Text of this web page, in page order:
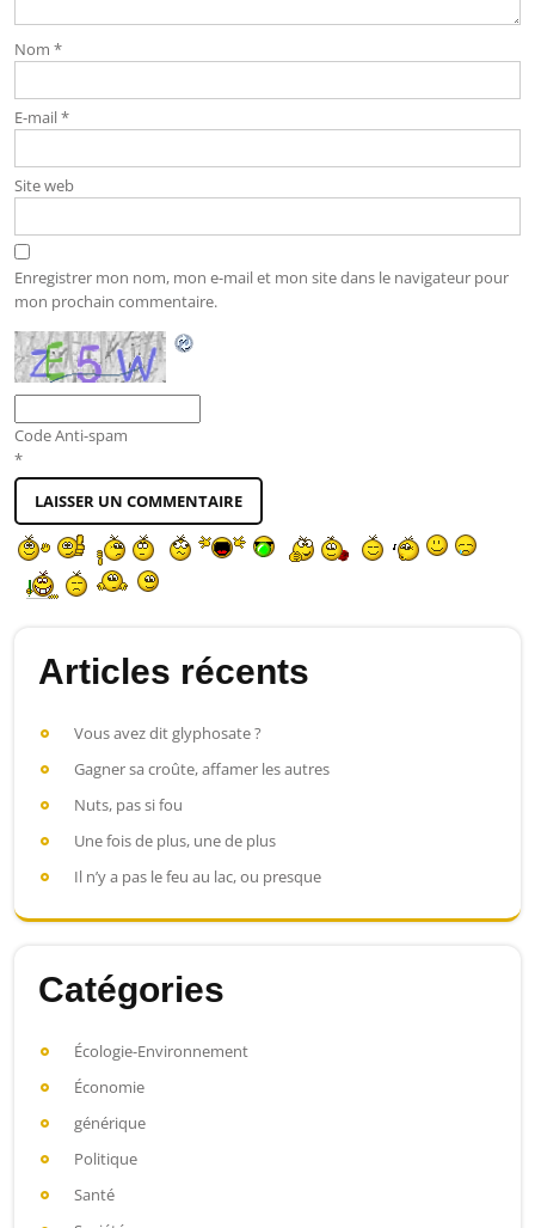
Nom *
E-mail*
Site web
Enregistrer mon nom, mon e-mail et mon site dans le navigateur pour
mon prochain commentaire.
Code Anti-spam
*
Articles récents
Vous avez dit glyphosate ?
Gagner sa croûte, affamer les autres
Nuts, pas si fou
Une fois de plus, une de plus
Il n’y a pas le feu au lac, ou presque
Catégories
Écologie-Environnement
Économie
générique
Politique
Santé